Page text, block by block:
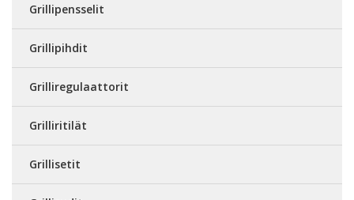
Grillipensselit
Grillipihdit
Grilliregulaattorit
Grilliritilät
Grillisetit